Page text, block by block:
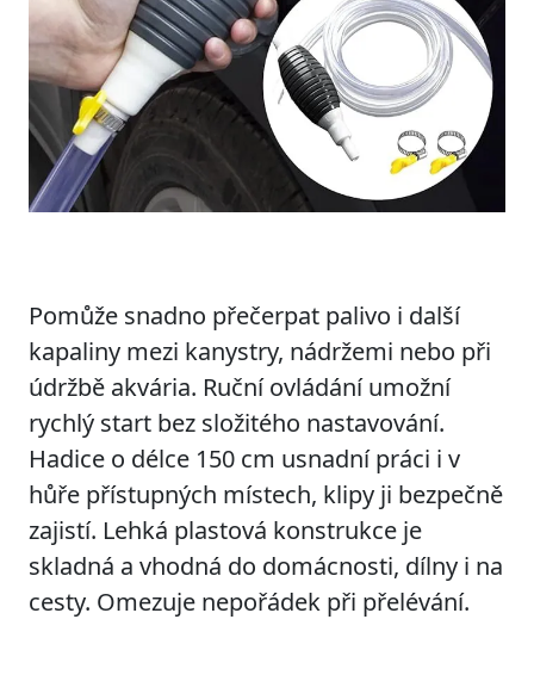
Pomůže snadno přečerpat palivo i další
kapaliny mezi kanystry, nádržemi nebo při
údržbě akvária. Ruční ovládání umožní
rychlý start bez složitého nastavování.
Hadice o délce 150 cm usnadní práci i v
hůře přístupných místech, klipy ji bezpečně
zajistí. Lehká plastová konstrukce je
skladná a vhodná do domácnosti, dílny i na
cesty. Omezuje nepořádek při přelévání.